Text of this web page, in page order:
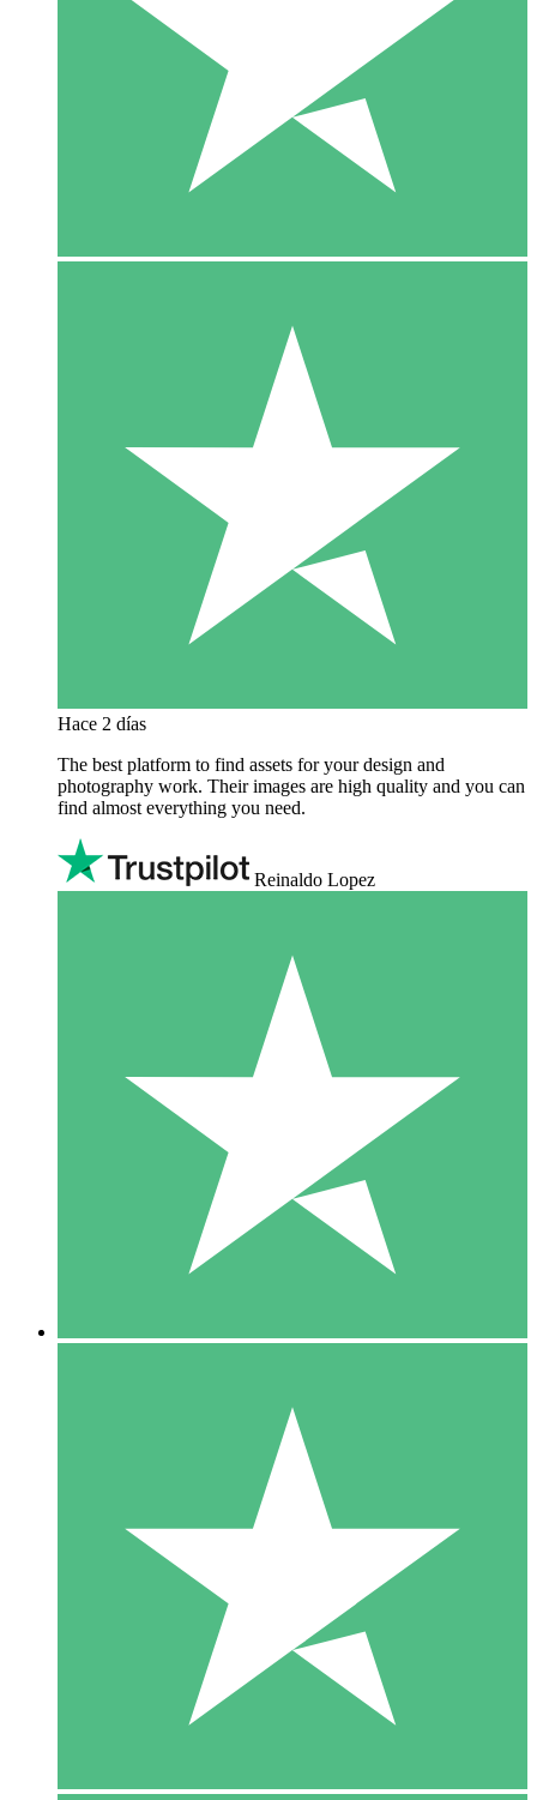
Hace 2 días
The best platform to find assets for your design and
photography work. Their images are high quality and you can
find almost everything you need.
Reinaldo Lopez